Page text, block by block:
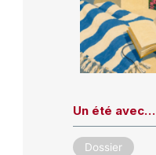
Un été avec…
Dossier